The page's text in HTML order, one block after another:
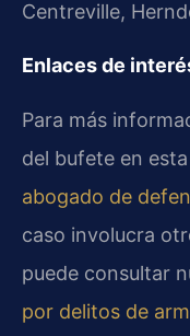
Centreville,
Enlaces de
Para más
del bufete en
abogado de
caso involucra
puede consultar
por delitos de